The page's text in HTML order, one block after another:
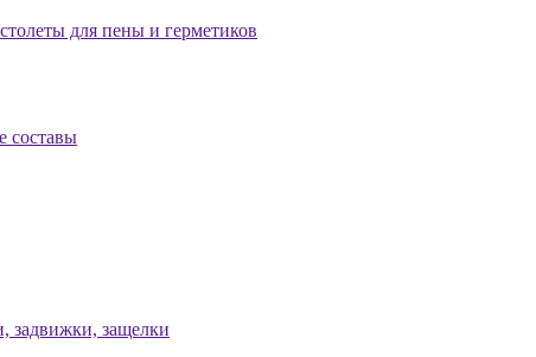
для пены и герметиков
составы
задвижки, защелки